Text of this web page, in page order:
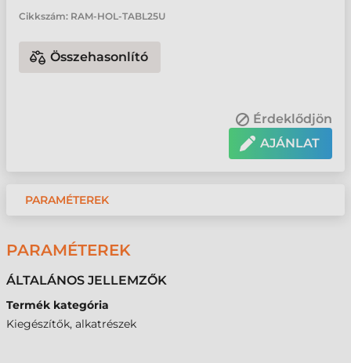
Cikkszám: RAM-HOL-TABL25U
Összehasonlító
Érdeklődjön
AJÁNLAT
PARAMÉTEREK
PARAMÉTEREK
ÁLTALÁNOS JELLEMZŐK
Termék kategória
Kiegészítők, alkatrészek